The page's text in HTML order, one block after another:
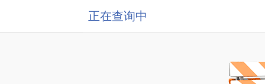
正在查询中